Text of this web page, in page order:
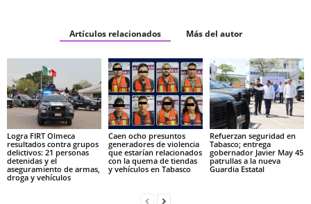
Artículos relacionados Más del autor
Logra FIRT Olmeca
resultados contra grupos
delictivos: 21 personas
detenidas y el
aseguramiento de armas,
droga y vehículos
Caen ocho presuntos
generadores de violencia
que estarían relacionados
con la quema de tiendas
y vehículos en Tabasco
Refuerzan seguridad en
Tabasco; entrega
gobernador Javier May 45
patrullas a la nueva
Guardia Estatal